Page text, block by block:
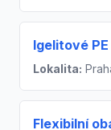
Igelitové
Lokalita:
Flexibilní